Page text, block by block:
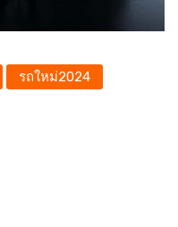
รถใหม่2024